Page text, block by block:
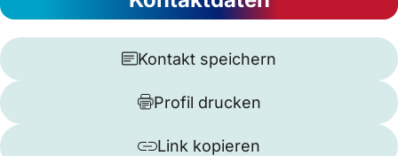
Kontakt speichern
Profil drucken
Link kopieren